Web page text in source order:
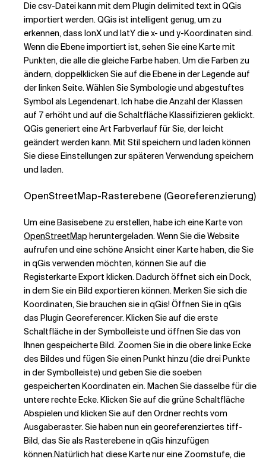
Die csv-Datei kann mit dem Plugin delimited text in QGis
importiert werden. QGis ist intelligent genug, um zu
erkennen, dass lonX und latY die x- und y-Koordinaten sind.
Wenn die Ebene importiert ist, sehen Sie eine Karte mit
Punkten, die alle die gleiche Farbe haben. Um die Farben zu
ändern, doppelklicken Sie auf die Ebene in der Legende auf
der linken Seite. Wählen Sie Symbologie und abgestuftes
Symbol als Legendenart. Ich habe die Anzahl der Klassen
auf 7 erhöht und auf die Schaltfläche Klassifizieren geklickt.
QGis generiert eine Art Farbverlauf für Sie, der leicht
geändert werden kann. Mit Stil speichern und laden können
Sie diese Einstellungen zur späteren Verwendung speichern
und laden.
OpenStreetMap-Rasterebene (Georeferenzierung)
Um eine Basisebene zu erstellen, habe ich eine Karte von
OpenStreetMap heruntergeladen. Wenn Sie die Website
aufrufen und eine schöne Ansicht einer Karte haben, die Sie
in qGis verwenden möchten, können Sie auf die
Registerkarte Export klicken. Dadurch öffnet sich ein Dock,
in dem Sie ein Bild exportieren können. Merken Sie sich die
Koordinaten, Sie brauchen sie in qGis! Öffnen Sie in qGis
das Plugin Georeferencer. Klicken Sie auf die erste
Schaltfläche in der Symbolleiste und öffnen Sie das von
Ihnen gespeicherte Bild. Zoomen Sie in die obere linke Ecke
des Bildes und fügen Sie einen Punkt hinzu (die drei Punkte
in der Symbolleiste) und geben Sie die soeben
gespeicherten Koordinaten ein. Machen Sie dasselbe für die
untere rechte Ecke. Klicken Sie auf die grüne Schaltfläche
Abspielen und klicken Sie auf den Ordner rechts vom
Ausgaberaster. Sie haben nun ein georeferenziertes tiff-
Bild, das Sie als Rasterebene in qGis hinzufügen
können.Natürlich hat diese Karte nur eine Zoomstufe, die